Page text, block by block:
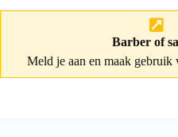
Barber of
Meld je aan en maak gebruik